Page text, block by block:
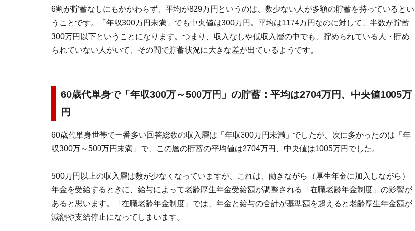
6割が貯蓄なしにもかかわらず、平均が829万円というのは、数少ない人が多額の貯蓄を持っているとい
うことです。「年収300万円未満」でも中央値は300万円。平均は1174万円なのに対して、半数が貯蓄
300万円以下ということになります。つまり、収入なしや低収入層の中でも、貯められている人・貯め
られていない人がいて、その間で貯蓄状況に大きな差が出ているようです。
60歳代単身で「年収300万～500万円」の貯蓄：平均は2704万円、中央値1005万
円
60歳代単身世帯で一番多い回答総数の収入層は「年収300万円未満」でしたが、次に多かったのは「年
収300万～500万円未満」で、この層の貯蓄の平均値は2704万円、中央値は1005万円でした。
500万円以上の収入層は数が少なくなっていますが、これは、働きながら（厚生年金に加入しながら）
年金を受給するときに、給与によって老齢厚生年金受給額が調整される「在職老齢年金制度」の影響が
あると思います。「在職老齢年金制度」では、年金と給与の合計が基準額を超えると老齢厚生年金額が
減額や支給停止になってしまいます。